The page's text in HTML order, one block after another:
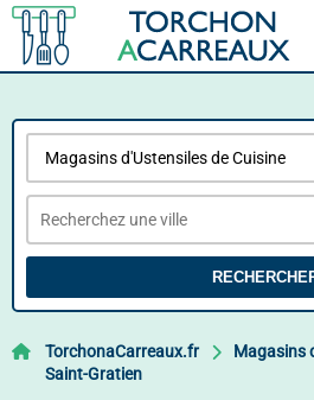
TorchonaCarreaux.fr
Magasins
Saint-Gratien